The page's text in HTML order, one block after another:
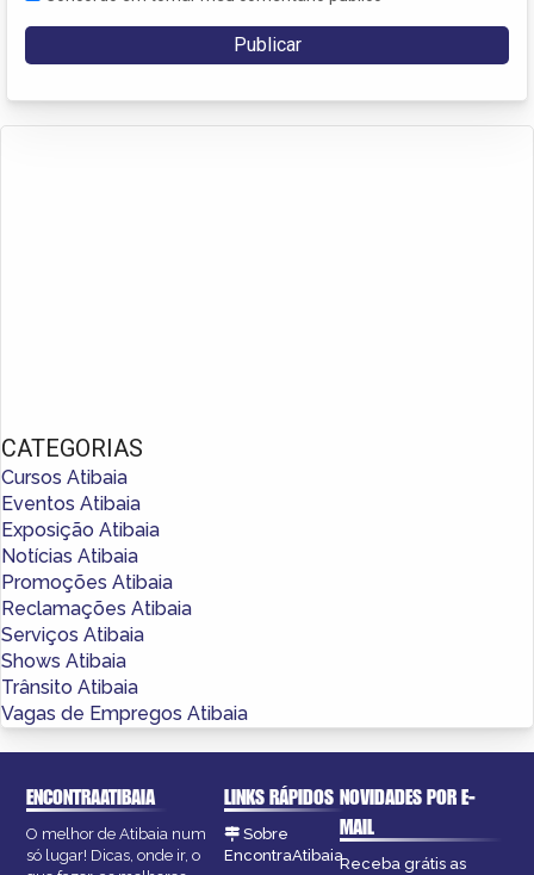
CATEGORIAS
Cursos Atibaia
Eventos Atibaia
Exposição Atibaia
Notícias Atibaia
Promoções Atibaia
Reclamações Atibaia
Serviços Atibaia
Shows Atibaia
Trânsito Atibaia
Vagas de Empregos Atibaia
ENCONTRAATIBAIA
O melhor de Atibaia num
só lugar! Dicas, onde ir, o
LINKS RÁPIDOS
Sobre
EncontraAtibaia
NOVIDADES POR E-
MAIL
Receba grátis as